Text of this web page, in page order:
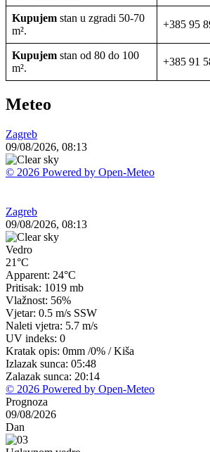
Kupujem stan u zgradi 50-70
m².
+385 95
Kupujem stan od 80 do 100
m².
+385 91
Meteo
Zagreb
09/08/2026, 08:13
© 2026 Powered by Open-Meteo
Zagreb
09/08/2026, 08:13
Vedro
21°C
Apparent: 24°C
Pritisak: 1019 mb
Vlažnost: 56%
Vjetar: 0.5 m/s SSW
Naleti vjetra: 5.7 m/s
UV indeks: 0
Kratak opis: 0mm /0% /Kiša
Izlazak sunca: 05:48
Zalazak sunca: 20:14
© 2026 Powered by Open-Meteo
Prognoza
09/08/2026
Dan